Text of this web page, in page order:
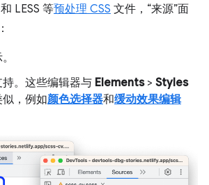
LESS 等预处理 CSS 文件，“来源”面
。这些编辑器与 Elements> Styles
，例如颜色选择器和缓动效果编辑